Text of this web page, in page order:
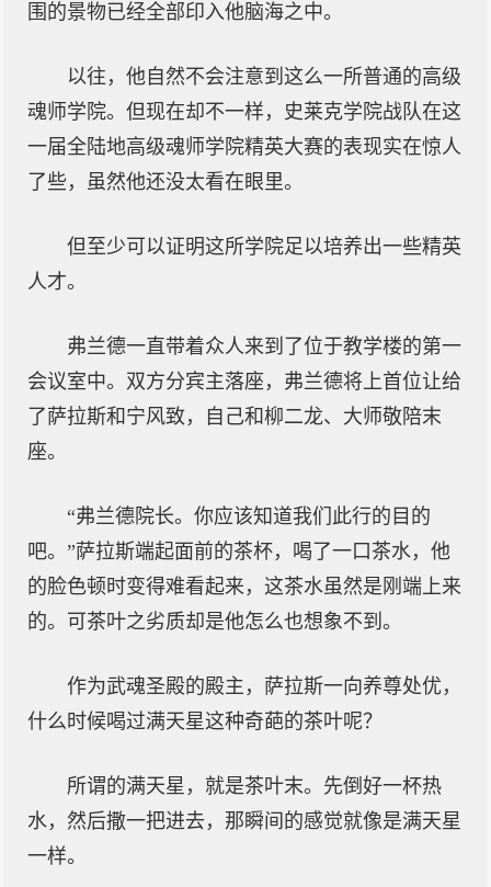
围的景物已经全部印入他脑海之中。
以往，他自然不会注意到这么一所普通的高级
魂师学院。但现在却不一样，史莱克学院战队在这
一届全陆地高级魂师学院精英大赛的表现实在惊人
了些，虽然他还没太看在眼里。
但至少可以证明这所学院足以培养出一些精英
人才。
弗兰德一直带着众人来到了位于教学楼的第一
会议室中。双方分宾主落座，弗兰德将上首位让给
了萨拉斯和宁风致，自己和柳二龙、大师敬陪末
座。
“弗兰德院长。你应该知道我们此行的目的
吧。”萨拉斯端起面前的茶杯，喝了一口茶水，他
的脸色顿时变得难看起来，这茶水虽然是刚端上来
的。可茶叶之劣质却是他怎么也想象不到。
作为武魂圣殿的殿主，萨拉斯一向养尊处优，
什么时候喝过满天星这种奇葩的茶叶呢？
所谓的满天星，就是茶叶末。先倒好一杯热
水，然后撒一把进去，那瞬间的感觉就像是满天星
一样。